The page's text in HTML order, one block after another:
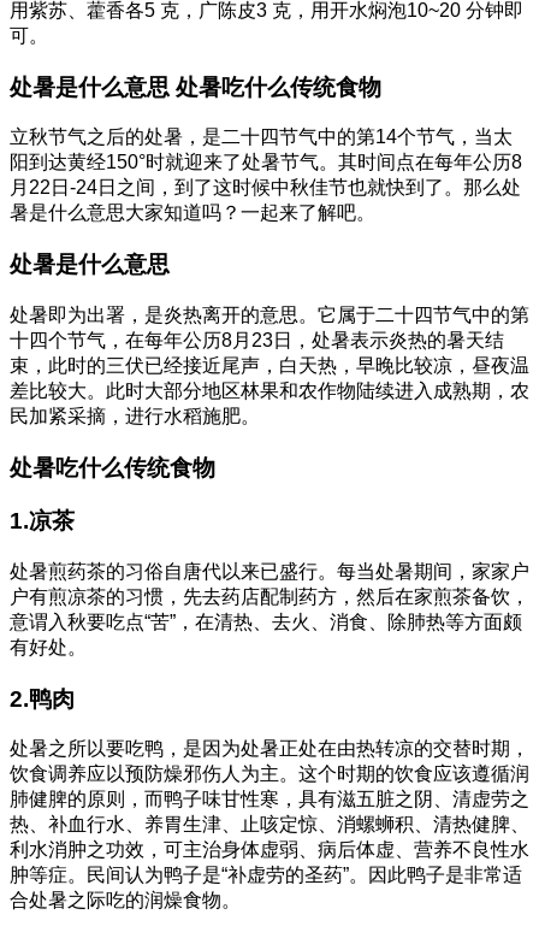
用紫苏、藿香各5 克，广陈皮3 克，用开水焖泡10~20 分钟即
可。
处暑是什么意思 处暑吃什么传统食物
立秋节气之后的处暑，是二十四节气中的第14个节气，当太
阳到达黄经150°时就迎来了处暑节气。其时间点在每年公历8
月22日-24日之间，到了这时候中秋佳节也就快到了。那么处
暑是什么意思大家知道吗？一起来了解吧。
处暑是什么意思
处暑即为出署，是炎热离开的意思。它属于二十四节气中的第
十四个节气，在每年公历8月23日，处暑表示炎热的暑天结
束，此时的三伏已经接近尾声，白天热，早晚比较凉，昼夜温
差比较大。此时大部分地区林果和农作物陆续进入成熟期，农
民加紧采摘，进行水稻施肥。
处暑吃什么传统食物
1.凉茶
处暑煎药茶的习俗自唐代以来已盛行。每当处暑期间，家家户
户有煎凉茶的习惯，先去药店配制药方，然后在家煎茶备饮，
意谓入秋要吃点“苦”，在清热、去火、消食、除肺热等方面颇
有好处。
2.鸭肉
处暑之所以要吃鸭，是因为处暑正处在由热转凉的交替时期，
饮食调养应以预防燥邪伤人为主。这个时期的饮食应该遵循润
肺健脾的原则，而鸭子味甘性寒，具有滋五脏之阴、清虚劳之
热、补血行水、养胃生津、止咳定惊、消螺蛳积、清热健脾、
利水消肿之功效，可主治身体虚弱、病后体虚、营养不良性水
肿等症。民间认为鸭子是“补虚劳的圣药”。因此鸭子是非常适
合处暑之际吃的润燥食物。